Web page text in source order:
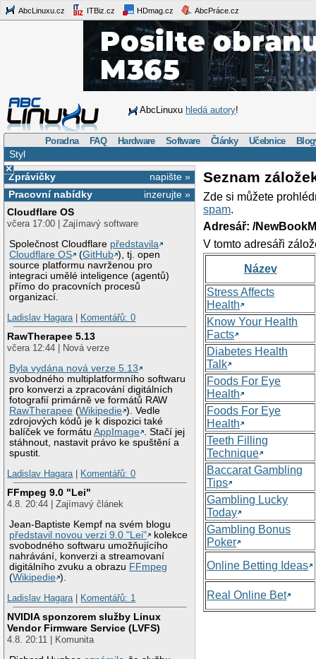
AbcLinuxu.cz ITBiz.cz HDmag.cz AbcPráce.cz
AbcLinuxu hledá autory!
Poradna FAQ Hardware Software Články Učebnice
Styl
×
napište »
Zprávičky
inzerujte »
Pracovní nabídky
Cloudflare OS
včera 17:00 | Zajímavý software
Společnost Cloudflare představila
Cloudflare OS
(GitHub ), tj. open
source platformu navrženou pro
integraci umělé inteligence (agentů)
přímo do pracovních procesů
organizací.
Ladislav Hagara| Komentářů: 0
RawTherapee 5.13
včera 12:44 | Nová verze
Byla vydána nová verze 5.13
svobodného multiplatformního softwaru
pro konverzi a zpracování digitálních
fotografií primárně ve formátů RAW
RawTherapee (Wikipedie ). Vedle
zdrojových kódů je k dispozici také
balíček ve formátuAppImage
. Stačí jej
stáhnout, nastavit právo ke spuštění a
spustit.
Ladislav Hagara| Komentářů: 0
FFmpeg 9.0 "Lei"
4.8. 20:44 | Zajímavý článek
Jean-Baptiste Kempf na svém blogu
představil novou verzi 9.0 "Lei"
kolekce
svobodného softwaru umožňujícího
nahrávání, konverzi a streamovaní
digitálního zvuku a obrazu FFmpeg
(Wikipedie ).
Ladislav Hagara| Komentářů: 1
NVIDIA sponzorem služby Linux
Vendor Firmware Service (LVFS)
4.8. 20:11 | Komunita
Seznam
Zde si můžete
spam.
Adresář: /
V tomto adresáři
Název
Stress Affects
Health
Know Your Health
Facts
Diabetes Health
Talk
Foods For Eye
Health
Foods For Eye
Health
Teeth Filling
Technique
Baccarat Gambling
Tips
Gambling Lucky
Today
Gambling Bonus
Poker
Online Betting Ideas
Real Online Bet